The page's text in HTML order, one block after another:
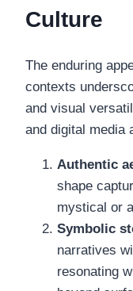
Culture
The enduring
contexts
and visual
and digital media
Authentic
shape
mystical or
Symbolic
narratives
resonating